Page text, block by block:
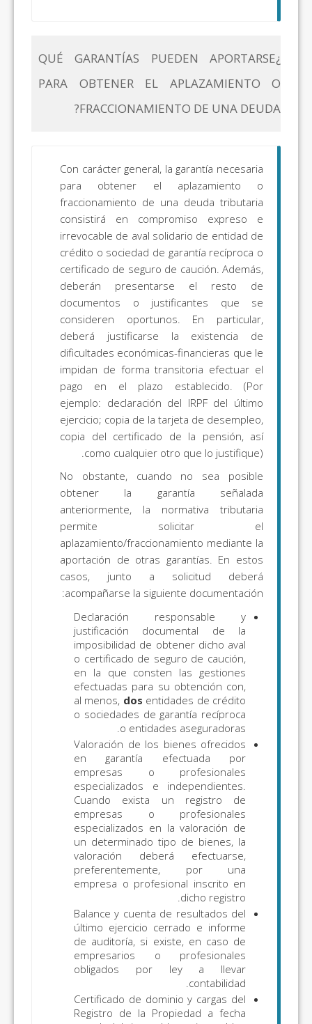
¿QUÉ GARANTÍAS PUEDEN APORTARSE
PARA OBTENER EL APLAZAMIENTO O
FRACCIONAMIENTO DE UNA DEUDA?
Con carácter general, la garantía necesaria
para obtener el aplazamiento o
fraccionamiento de una deuda tributaria
consistirá en compromiso expreso e
irrevocable de aval solidario de entidad de
crédito o sociedad de garantía recíproca o
certificado de seguro de caución. Además,
deberán presentarse el resto de
documentos o justificantes que se
consideren oportunos. En particular,
deberá justificarse la existencia de
dificultades económicas-financieras que le
impidan de forma transitoria efectuar el
pago en el plazo establecido. (Por
ejemplo: declaración del IRPF del último
ejercicio; copia de la tarjeta de desempleo,
copia del certificado de la pensión, así
como cualquier otro que lo justifique).
No obstante, cuando no sea posible
obtener la garantía señalada
anteriormente, la normativa tributaria
permite solicitar el
aplazamiento/fraccionamiento mediante la
aportación de otras garantías. En estos
casos, junto a solicitud deberá
acompañarse la siguiente documentación:
Declaración responsable y
justificación documental de la
imposibilidad de obtener dicho aval
o certificado de seguro de caución,
en la que consten las gestiones
efectuadas para su obtención con,
al menos, dos entidades de crédito
o sociedades de garantía recíproca
o entidades aseguradoras.
Valoración de los bienes ofrecidos
en garantía efectuada por
empresas o profesionales
especializados e independientes.
Cuando exista un registro de
empresas o profesionales
especializados en la valoración de
un determinado tipo de bienes, la
valoración deberá efectuarse,
preferentemente, por una
empresa o profesional inscrito en
dicho registro.
Balance y cuenta de resultados del
último ejercicio cerrado e informe
de auditoría, si existe, en caso de
empresarios o profesionales
obligados por ley a llevar
contabilidad.
Certificado de dominio y cargas del
Registro de la Propiedad a fecha